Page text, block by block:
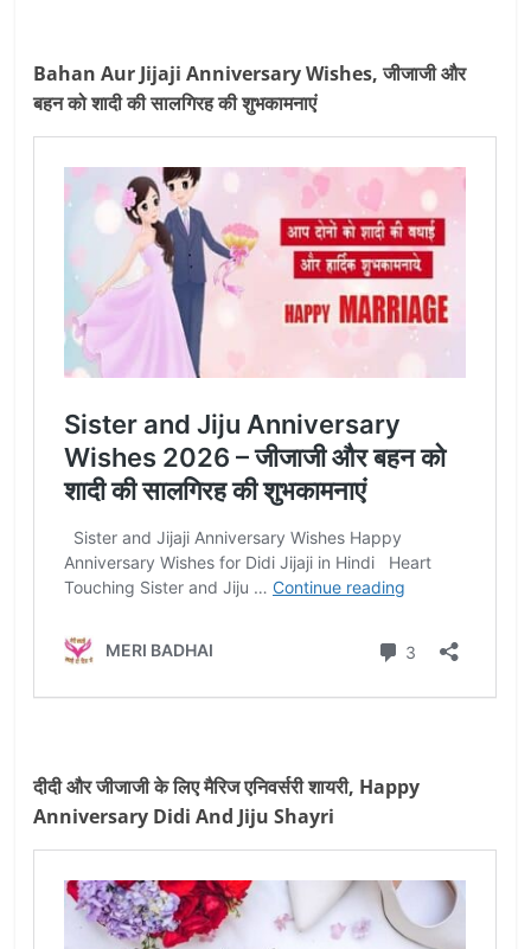
Bahan Aur Jijaji Anniversary Wishes, जीजाजी और
बहन को शादी की सालगिरह की शुभकामनाएं
दीदी और जीजाजी के लिए मैरिज एनिवर्सरी शायरी, Happy
Anniversary Didi And Jiju Shayri